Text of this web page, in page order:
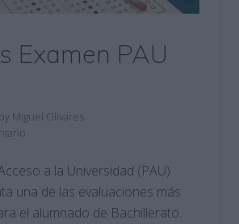
Examen PAU
Miguel Olivares
a la Universidad (PAU)
una de las evaluaciones más
el alumnado de Bachillerato.